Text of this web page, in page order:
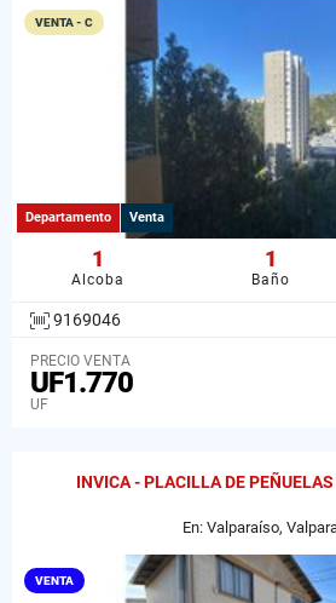
VENTA - C
Departamento Venta
1
Alcoba
1
Baño
9169046
PRECIO VENTA
UF1.770
UF
INVICA - PLACILLA DE
En: Valparaíso,
VENTA